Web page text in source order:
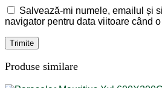
Salvează-mi numele, emailul și
navigator pentru data viitoare când
Produse similare